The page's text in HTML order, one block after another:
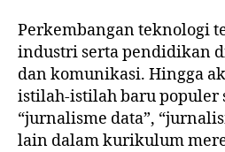
Perkembangan teknologi
industri serta pendidikan
dan komunikasi. Hingga
istilah-istilah baru populer
“jurnalisme data”,
lain dalam kurikulum